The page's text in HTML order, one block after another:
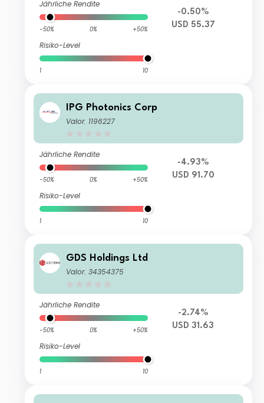
Jährliche Rendite
-50% 0% +50%
Risiko-Level
1 10
-0.50%
USD 55.37
IPG Photonics Corp
Valor: 1196227
Jährliche Rendite
-50% 0% +50%
Risiko-Level
1 10
-4.93%
USD 91.70
GDS Holdings Ltd
Valor: 34354375
Jährliche Rendite
-50% 0% +50%
Risiko-Level
1 10
-2.74%
USD 31.63